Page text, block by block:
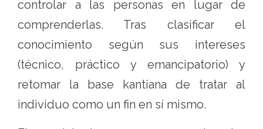
controlar a las personas en lugar de
comprenderlas. Tras clasificar el
conocimiento según sus intereses
(técnico, práctico y emancipatorio) y
retomar la base kantiana de tratar al
individuo como un fin en sí mismo.